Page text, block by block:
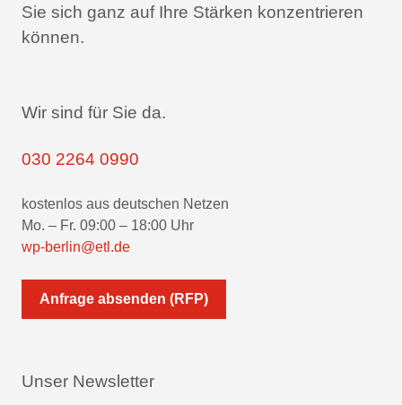
Sie sich ganz auf Ihre Stärken konzentrieren
können.
Wir sind für Sie da.
030 2264 0990
kostenlos aus deutschen Netzen
Mo. – Fr. 09:00 – 18:00 Uhr
wp-berlin@etl.de
Anfrage absenden (RFP)
Unser Newsletter